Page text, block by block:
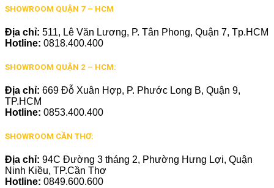
SHOWROOM QUẬN 7 – HCM
Địa chỉ: 511, Lê Văn Lương, P. Tân Phong, Quận 7, Tp.HCM
Hotline: 0818.400.400
SHOWROOM QUẬN 2 – HCM:
Địa chỉ: 669 Đỗ Xuân Hợp, P. Phước Long B, Quận 9,
TP.HCM
Hotline: 0853.400.400
SHOWROOM CẦN THƠ:
Địa chỉ: 94C Đường 3 tháng 2, Phường Hưng Lợi, Quận
Ninh Kiều, TP.Cần Thơ
Hotline: 0849.600.600